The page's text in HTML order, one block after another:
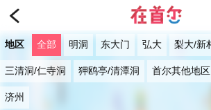
地区 全部 明洞 东大门 弘大 梨大/新
三清洞/仁寺洞 狎鸥亭/清潭洞 首尔其他地区
济州